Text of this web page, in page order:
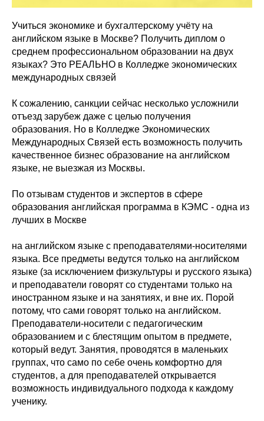
Учиться экономике и бухгалтерскому учёту на
английском языке в Москве? Получить диплом о
среднем профессиональном образовании на двух
языках? Это РЕАЛЬНО в Колледже экономических
международных связей
К сожалению, санкции сейчас несколько усложнили
отъезд зарубеж даже с целью получения
образования. Но в Колледже Экономических
Международных Связей есть возможность получить
качественное бизнес образование на английском
языке, не выезжая из Москвы.
По отзывам студентов и экспертов в сфере
образования английская программа в КЭМС - одна из
лучших в Москве
на английском языке с преподавателями-носителями
языка. Все предметы ведутся только на английском
языке (за исключением физкультуры и русского языка)
и преподаватели говорят со студентами только на
иностранном языке и на занятиях, и вне их. Порой
потому, что сами говорят только на английском.
Преподаватели-носители с педагогическим
образованием и с блестящим опытом в предмете,
который ведут. Занятия, проводятся в маленьких
группах, что само по себе очень комфортно для
студентов, а для преподавателей открывается
возможность индивидуального подхода к каждому
ученику.